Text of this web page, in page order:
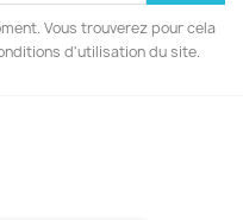
Vous trouverez pour cela
d'utilisation du site.